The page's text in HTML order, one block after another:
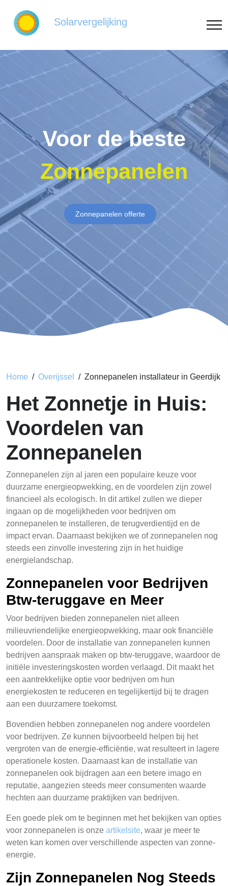
Solarvergelijking
Voor de beste
Zonnepanelen
Zonnepanelen offerte
Home Overijssel Zonnepanelen installateur in Geerdijk
Het Zonnetje in Huis:
Voordelen van
Zonnepanelen
Zonnepanelen zijn al jaren een populaire keuze voor
duurzame energieopwekking, en de voordelen zijn zowel
financieel als ecologisch. In dit artikel zullen we dieper
ingaan op de mogelijkheden voor bedrijven om
zonnepanelen te installeren, de terugverdientijd en de
impact ervan. Daarnaast bekijken we of zonnepanelen nog
steeds een zinvolle investering zijn in het huidige
energielandschap.
Zonnepanelen voor Bedrijven
Btw-teruggave en Meer
Voor bedrijven bieden zonnepanelen niet alleen
milieuvriendelijke energieopwekking, maar ook financiële
voordelen. Door de installatie van zonnepanelen kunnen
bedrijven aanspraak maken op btw-teruggave, waardoor de
initiële investeringskosten worden verlaagd. Dit maakt het
een aantrekkelijke optie voor bedrijven om hun
energiekosten te reduceren en tegelijkertijd bij te dragen
aan een duurzamere toekomst.
Bovendien hebben zonnepanelen nog andere voordelen
voor bedrijven. Ze kunnen bijvoorbeeld helpen bij het
vergroten van de energie-efficiëntie, wat resulteert in lagere
operationele kosten. Daarnaast kan de installatie van
zonnepanelen ook bijdragen aan een betere imago en
reputatie, aangezien steeds meer consumenten waarde
hechten aan duurzame praktijken van bedrijven.
Een goede plek om te beginnen met het bekijken van opties
voor zonnepanelen is onze artikelsite, waar je meer te
weten kan komen over verschillende aspecten van zonne-
energie.
Zijn Zonnepanelen Nog Steeds